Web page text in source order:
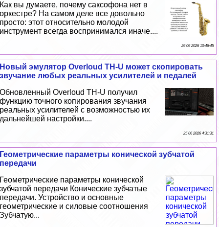
Как вы думаете, почему саксофона нет в
оркестре? На самом деле все довольно
просто: этот относительно молодой
инструмент всегда воспринимался иначе....
26 06 2026 10:46:45
Новый эмулятор Overloud TH-U может скопировать
звучание любых реальных усилителей и педалей
Обновленный Overloud TH-U получил
функцию точного копирования звучания
реальных усилителей с возможностью их
дальнейшей настройки....
25 06 2026 4:31:31
Геометрические параметры конической зубчатой
передачи
Геометрические параметры конической
зубчатой передачи Конические зубчатые
передачи. Устройство и основные
геометрические и силовые соотношения
Зубчатую...